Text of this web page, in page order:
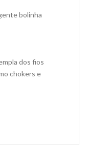
bolinha
dos fios
chokers e